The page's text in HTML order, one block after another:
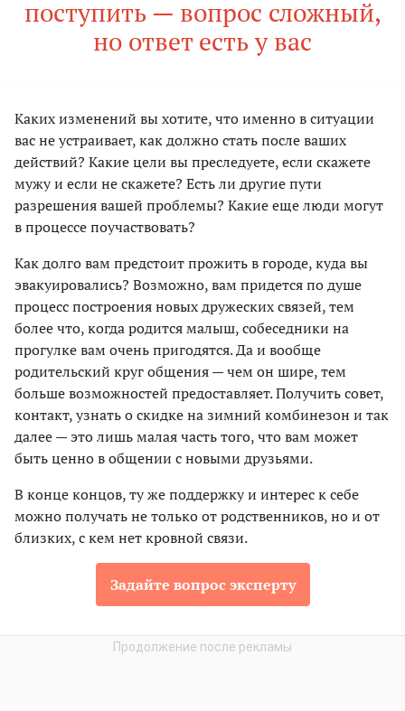
поступить — вопрос сложный,
но ответ есть у вас
Каких изменений вы хотите, что именно в ситуации
вас не устраивает, как должно стать после ваших
действий? Какие цели вы преследуете, если скажете
мужу и если не скажете? Есть ли другие пути
разрешения вашей проблемы? Какие еще люди могут
в процессе поучаствовать?
Как долго вам предстоит прожить в городе, куда вы
эвакуировались? Возможно, вам придется по душе
процесс построения новых дружеских связей, тем
более что, когда родится малыш, собеседники на
прогулке вам очень пригодятся. Да и вообще
родительский круг общения — чем он шире, тем
больше возможностей предоставляет. Получить совет,
контакт, узнать о скидке на зимний комбинезон и так
далее — это лишь малая часть того, что вам может
быть ценно в общении с новыми друзьями.
В конце концов, ту же поддержку и интерес к себе
можно получать не только от родственников, но и от
близких, с кем нет кровной связи.
Задайте вопрос эксперту